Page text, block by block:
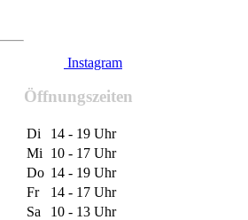
Instagram
Öffnungszeiten
Di
14 - 19 Uhr
Mi
10 - 17 Uhr
Do 14 - 19 Uhr
Fr
14 - 17 Uhr
Sa
10 - 13 Uhr